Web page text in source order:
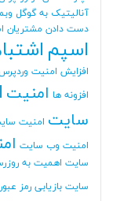
آنالیتیک به گوگل
دست دادن مشتریان
اسپم
افزایش امنیت
افزونه ها امنیت
سایت امنیت
امنیت وب سایت
سایت اهمیت به
سایت بازیابی رمز عبور